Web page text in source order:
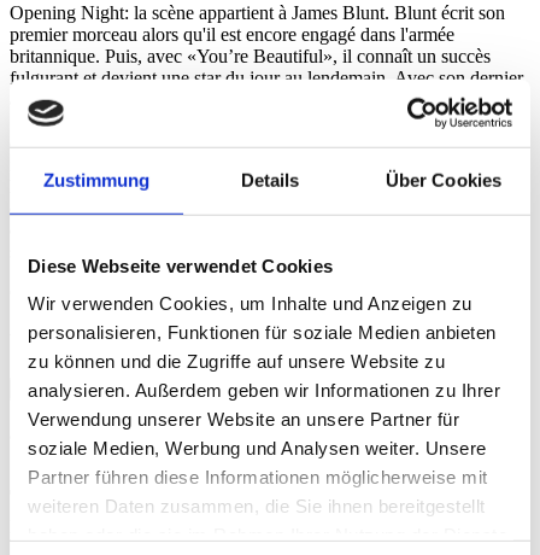
Zustimmung Details Über Cookies
Diese Webseite verwendet Cookies
Wir verwenden Cookies, um Inhalte und Anzeigen zu
personalisieren, Funktionen für soziale Medien anbieten
zu können und die Zugriffe auf unsere Website zu
analysieren. Außerdem geben wir Informationen zu Ihrer
Verwendung unserer Website an unsere Partner für
soziale Medien, Werbung und Analysen weiter. Unsere
Partner führen diese Informationen möglicherweise mit
weiteren Daten zusammen, die Sie ihnen bereitgestellt
Opening Night: la scène appartient à James Blunt. Blunt écrit son
premier morceau alors qu'il est encore engagé dans l'armée
britannique. Puis, avec «You’re Beautiful», il connaît un succès
fulgurant et devient une star du jour au lendemain. Avec son dernier
album, l'Anglais poursuit son ascension et entraîne la BALOISE
SESSION vers un éblouissant «Moon Landing». Butterscotch,
championne du monde de beatbox, nous ouvre un monde
insoupçonné: de sa seule voix, elle est capable de jouer à la fois de
la batterie et du trombone, s'accompagne indifféremment à la guitare
ou au clavier – et chante. La percussionniste vocale de Sacramento
Christian Hug
Vidéos
Crédits
Stirnimann Producer for Baloise Session/Session Basel AG: Yvonne